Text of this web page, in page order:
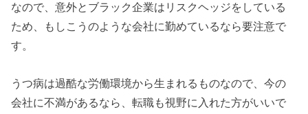
なので、意外とブラック企業はリスクヘッジをしている
ため、もしこうのような会社に勤めているなら要注意で
す。
うつ病は過酷な労働環境から生まれるものなので、今の
会社に不満があるなら、転職も視野に入れた方がいいで